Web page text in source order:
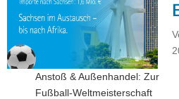
Anstoß & Außenhandel: Zur
Fußball-Weltmeisterschaft